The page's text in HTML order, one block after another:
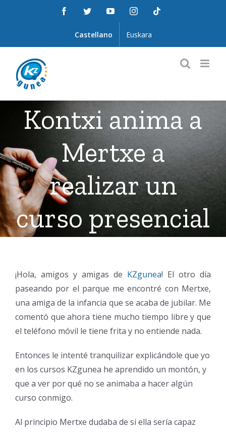
FacebookTwitterYouTubeInstagram
Castellano Euskara
Kontxi anima a
Mertxe a
realizar un
curso presencial
¡Hola, amigos y amigas de KZgunea! El otro día
paseando por el parque me encontré con Mertxe,
una amiga de la infancia que se acaba de jubilar. Me
comentó que ahora tiene mucho tiempo libre y que
el teléfono móvil le tiene frita y no entiende nada.
Entonces le intenté tranquilizar explicándole que yo
en los cursos KZgunea he aprendido un montón, y
que a ver por qué no se animaba a hacer algún
curso conmigo.
Al principio Mertxe dudaba de si ella sería capaz